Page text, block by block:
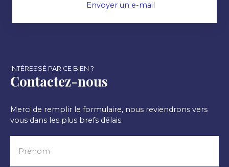
Envoyer un e-mail
INTÉRESSÉ PAR CE BIEN ?
Contactez-nous
Merci de remplir le formulaire, nous reviendrons vers
vous dans les plus brefs délais.
Prénom